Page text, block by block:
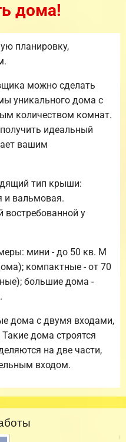
дома!
планировку,
можно сделать
уникального дома с
количеством комнат.
идеальный
вашим
тип крыши:
и вальмовая.
у
мини - до 50 кв. М
компактные - от 70
большие дома -
дома с двумя входами,
дома строятся
на две части,
входом.